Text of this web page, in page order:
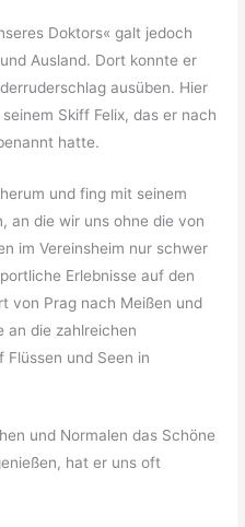
Doktors« galt jedoch
Ausland. Dort konnte er
ausüben. Hier
Skiff Felix, das er nach
hatte.
und fing mit seinem
an die wir uns ohne die von
im Vereinsheim nur schwer
Erlebnisse auf den
von Prag nach Meißen und
an die zahlreichen
Flüssen und Seen in
und Normalen das Schöne
hat er uns oft